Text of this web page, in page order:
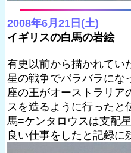
2008年6月21日(土)
イギリスの白馬の岩絵
有史以前から描かれてい
星の戦争でバラバラにな
座の王がオーストラリア
スを造るように行ったと
馬=ケンタロウスは支配
良い仕事をしたと記録に